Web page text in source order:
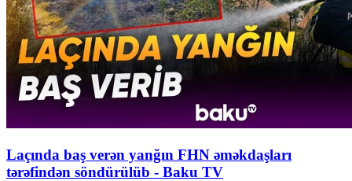
Laçında baş verən yanğın FHN əməkdaşları
tərəfindən söndürülüb - Baku TV